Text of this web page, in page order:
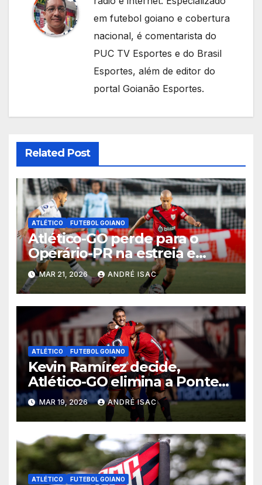
em futebol goiano e cobertura
nacional, é comentarista do
PUC TV Esportes e do Brasil
Esportes, além de editor do
portal Goianão Esportes.
Related Post
ATLÉTICO FUTEBOL GOIANO
Atlético-GO perde para o
Operário-PR na estreia e
começa sob pressão a Série B
2026
MAR 21, 2026 ANDRÉ ISAC
ATLÉTICO FUTEBOL GOIANO
Kevin Ramírez decide,
Atlético-GO elimina a Ponte
Preta e garante vaga na 5ª
fase da Copa do Brasil
MAR 19, 2026 ANDRÉ ISAC
ATLÉTICO FUTEBOL GOIANO